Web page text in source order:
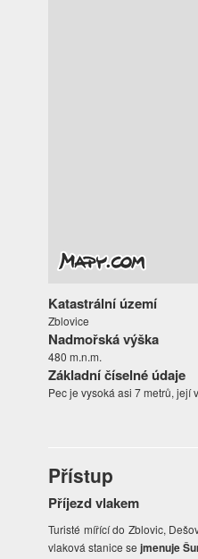
Katastrální území
Zblovice
Nadmořská výška
480 m.n.m.
Základní číselné údaje
Pec je vysoká asi 7 metrů, její
Přístup
Příjezd vlakem
Turisté mířící do Zblovic,
vlaková stanice sejmenuje